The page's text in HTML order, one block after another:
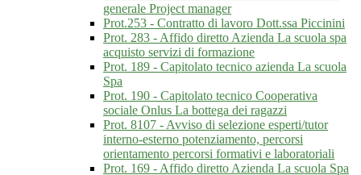
generale Project manager
Prot.253 - Contratto di lavoro Dott.ssa Piccinini
Prot. 283 - Affido diretto Azienda La scuola spa
acquisto servizi di formazione
Prot. 189 - Capitolato tecnico azienda La scuola
Spa
Prot. 190 - Capitolato tecnico Cooperativa
sociale Onlus La bottega dei ragazzi
Prot. 8107 - Avviso di selezione esperti/tutor
interno-esterno potenziamento, percorsi
orientamento percorsi formativi e laboratoriali
Prot. 169 - Affido diretto Azienda La scuola Spa